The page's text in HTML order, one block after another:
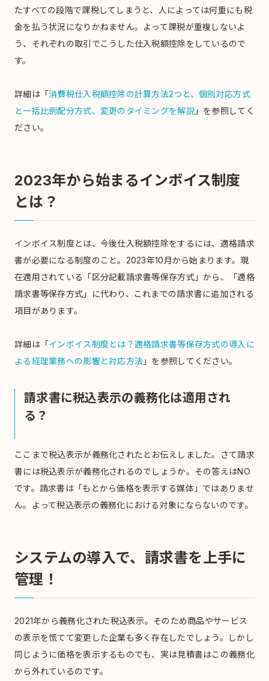
たすべての段階で課税してしまうと、人によっては何重にも税
金を払う状況になりかねません。よって課税が重複しないよ
う、それぞれの取引でこうした仕入税額控除をしているので
す。
詳細は「消費税仕入税額控除の計算方法2つと、個別対応方式
と一括比例配分方式、変更のタイミングを解説」を参照してく
ださい。
2023年から始まるインボイス制度
とは？
インボイス制度とは、今後仕入税額控除をするには、適格請求
書が必要になる制度のこと。2023年10月から始まります。現
在適用されている「区分記載請求書等保存方式」から、「適格
請求書等保存方式」に代わり、これまでの請求書に追加される
項目があります。
詳細は「インボイス制度とは？適格請求書等保存方式の導入に
よる経理業務への影響と対応方法 」を参照してください。
請求書に税込表示の義務化は適用され
る？
ここまで税込表示が義務化されたとお伝えしました。さて請求
書には税込表示が義務化されるのでしょうか。その答えはNO
です。請求書は「もとから価格を表示する媒体」ではありませ
ん。よって税込表示の義務化における対象にならないのです。
システムの導入で、請求書を上手に
管理！
2021年から義務化された税込表示。そのため商品やサービス
の表示を慌てて変更した企業も多く存在したでしょう。しかし
同じように価格を表示するものでも、実は見積書はこの義務化
から外れているのです。